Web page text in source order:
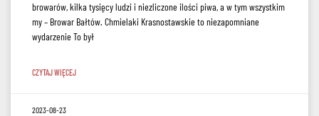
browarów, kilka tysięcy ludzi i niezliczone ilości piwa, a w tym wszystkim
my – Browar Bałtów. Chmielaki Krasnostawskie to niezapomniane
wydarzenie To był
CZYTAJ WIĘCEJ
2023-08-23